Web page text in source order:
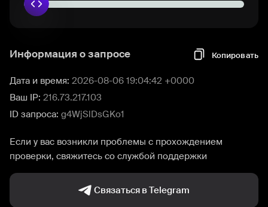
Информация о запросе Копировать
Дата и время: 2026-08-06 19:04:42 +0000
Ваш IP: 216.73.217.103
ID запроса: g4WjSlDsGKo1
Если у вас возникли проблемы с прохождением
проверки, свяжитесь со службой поддержки
Связаться в Telegram